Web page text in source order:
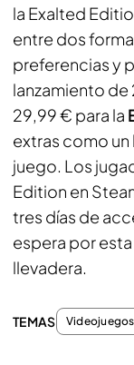
la Exalted
entre dos
preferencias y
lanzamiento de
29,99 € para la
extras como un
juego. Los
Edition en
tres días de
espera por
llevadera.
TEMAS Videojuegos